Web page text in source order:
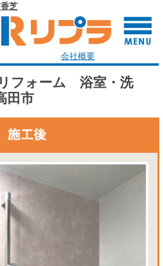
芝
会社概要
フォーム 浴室・洗
田市